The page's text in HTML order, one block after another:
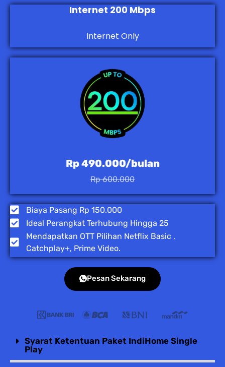
Internet 200 Mbps
Internet Only
Rp 490.000/bulan
Rp 600.000
Biaya Pasang Rp 150.000
Ideal Perangkat Terhubung Hingga 25
Mendapatkan OTT Pilihan Netflix Basic ,
Catchplay+, Prime Video.
Pesan Sekarang
Syarat Ketentuan Paket IndiHome Single
Play